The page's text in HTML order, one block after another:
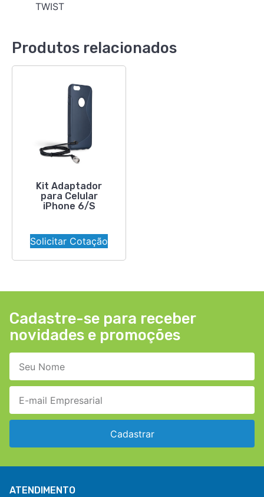
TWIST
Produtos relacionados
Kit Adaptador
para Celular
iPhone 6/S
Solicitar Cotação
Cadastre-se para receber
novidades e promoções
Cadastrar
ATENDIMENTO